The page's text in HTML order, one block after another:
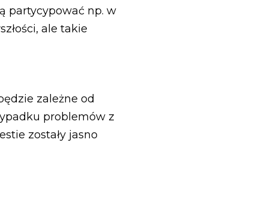
partycypować np. w
ale takie
zależne od
problemów z
zostały jasno